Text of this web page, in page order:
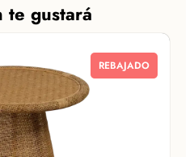
te gustará
REBAJADO